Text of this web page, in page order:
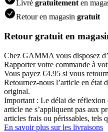
Livré gratuitement en
Retour en magasin gratuit
Retour gratuit en
Chez GAMMA vous disposez
Rapporter votre commande à
Vous payez €4.95 si vous
Retournez-nous l’article en état
original.
Important : Le délai de réflexion
article ne s’appliquent pas aux
articles frais ou périssables, tels
En savoir plus sur les livraisons